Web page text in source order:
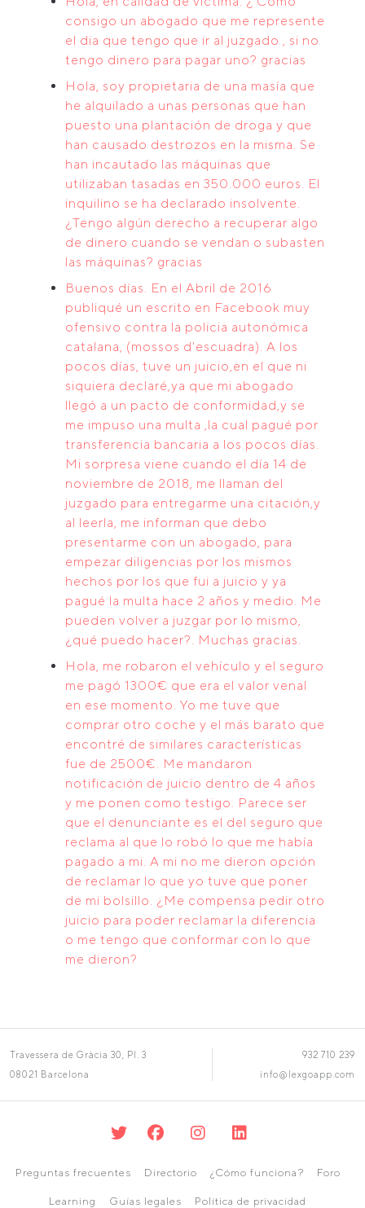
consigo un abogado que me represente
el dia que tengo que ir al juzgado , si no
tengo dinero para pagar uno? gracias
Hola, soy propietaria de una masía que
he alquilado a unas personas que han
puesto una plantación de droga y que
han causado destrozos en la misma. Se
han incautado las máquinas que
utilizaban tasadas en 350.000 euros. El
inquilino se ha declarado insolvente.
¿Tengo algún derecho a recuperar algo
de dinero cuando se vendan o subasten
las máquinas? gracias
Buenos días. En el Abril de 2016
publiqué un escrito en Facebook muy
ofensivo contra la policia autonómica
catalana, (mossos d'escuadra). A los
pocos días, tuve un juicio,en el que ni
siquiera declaré,ya que mi abogado
llegó a un pacto de conformidad,y se
me impuso una multa ,la cual pagué por
transferencia bancaria a los pocos días.
Mi sorpresa viene cuando el día 14 de
noviembre de 2018, me llaman del
juzgado para entregarme una citación,y
al leerla, me informan que debo
presentarme con un abogado, para
empezar diligencias por los mismos
hechos por los que fui a juicio y ya
pagué la multa hace 2 años y medio. Me
pueden volver a juzgar por lo mismo,
¿qué puedo hacer?. Muchas gracias.
Hola, me robaron el vehículo y el seguro
me pagó 1300€ que era el valor venal
en ese momento. Yo me tuve que
comprar otro coche y el más barato que
encontré de similares características
fue de 2500€. Me mandaron
notificación de juicio dentro de 4 años
y me ponen como testigo. Parece ser
que el denunciante es el del seguro que
reclama al que lo robó lo que me había
pagado a mi. A mi no me dieron opción
de reclamar lo que yo tuve que poner
de mi bolsillo. ¿Me compensa pedir otro
juicio para poder reclamar la diferencia
o me tengo que conformar con lo que
me dieron?
Travessera de Gràcia 30, Pl. 3
08021 Barcelona
932 710 239
info@lexgoapp.com
Preguntas frecuentes Directorio ¿Cómo funciona? Foro
Learning Guías legales Política de privacidad